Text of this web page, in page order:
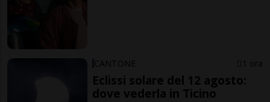
CANTONE 1 ora
Eclissi solare del 12 agosto:
dove vederla in Ticino